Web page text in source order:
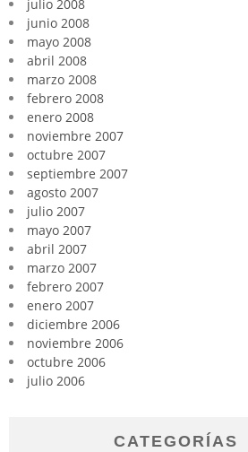
julio 2008
junio 2008
mayo 2008
abril 2008
marzo 2008
febrero 2008
enero 2008
noviembre 2007
octubre 2007
septiembre 2007
agosto 2007
julio 2007
mayo 2007
abril 2007
marzo 2007
febrero 2007
enero 2007
diciembre 2006
noviembre 2006
octubre 2006
julio 2006
CATEGORÍAS